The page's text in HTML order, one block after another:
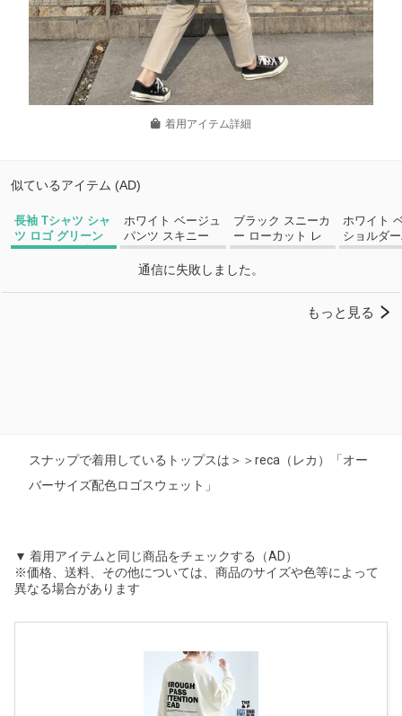
着用アイテム詳細
スナップで着用しているトップスは＞＞reca（レカ）「オー
バーサイズ配色ロゴスウェット」
▼ 着用アイテムと同じ商品をチェックする（AD）
※価格、送料、その他については、商品のサイズや色等によって
異なる場合があります